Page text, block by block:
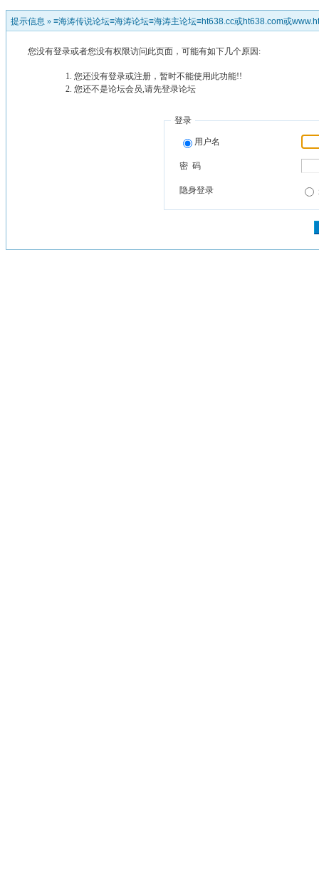
提示信息 » ≡海涛传说论坛≡海涛论坛≡海涛主论坛≡ht638.cc或ht638.com或
您没有登录或者您没有权限访问此页面，可能有如下几个原因:
您还没有登录或注册，暂时不能使用此功能!!
您还不是论坛会员,请先登录论坛
登录
用户名
密 码
隐身登录